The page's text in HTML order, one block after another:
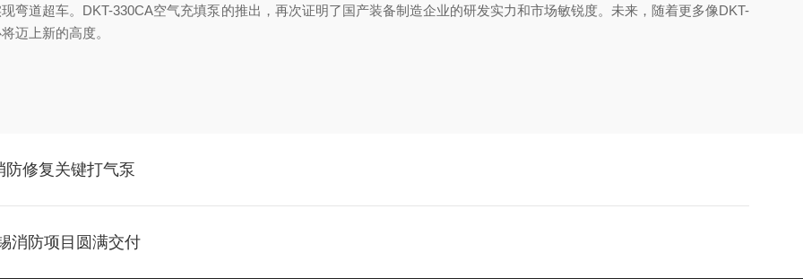
弯道超车。DKT-330CA空气充填泵的推出，再次证明了国产装备制造企业的研发实力和市场敏锐度。未来，随着更多像DKT-
迈上新的高度。
修复关键打气泵
消防项目圆满交付